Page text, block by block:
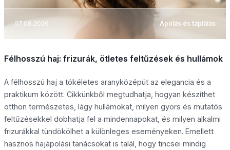
07.08.2026 Ápolás és táplálás
Félhosszú haj: frizurák, ötletes feltűzések és hullámok
A félhosszú haj a tökéletes aranyközépút az elegancia és a
praktikum között. Cikkünkből megtudhatja, hogyan készíthet
otthon természetes, lágy hullámokat, milyen gyors és mutatós
feltűzésekkel dobhatja fel a mindennapokat, és milyen alkalmi
frizurákkal tündökölhet a különleges eseményeken. Emellett
hasznos hajápolási tanácsokat is talál, hogy tincsei mindig